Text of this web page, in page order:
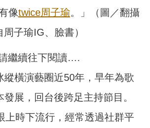
像twice周子瑜。」（圖／翻攝
周子瑜IG、臉書）
繼續往下閱讀….
縱橫演藝圈近50年，早年為歌
展，回台後跨足主持節目。
上時下流行，經常透過社群平